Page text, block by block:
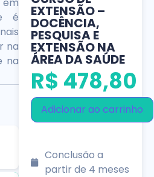
é
na
na
EXTENSÃO –
DOCÊNCIA,
PESQUISA E
EXTENSÃO NA
ÁREA DA SAÚDE
R$ 478,80
Adicionar ao carrinho
Conclusão a
partir de 4 meses